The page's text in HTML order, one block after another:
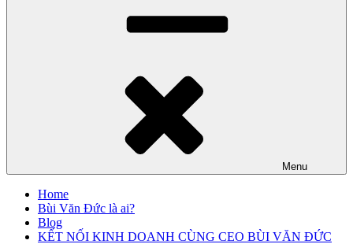
Menu
Home
Bùi Văn Đức là ai?
Blog
KẾT NỐI KINH DOANH CÙNG CEO BÙI VĂN ĐỨC